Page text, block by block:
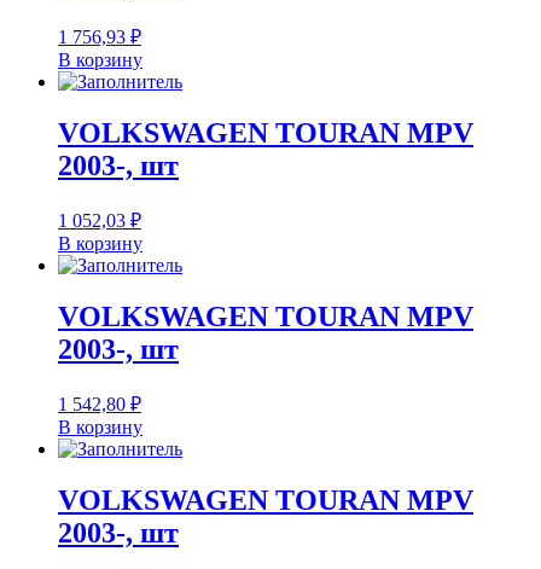
1 756,93 ₽
В корзину
VOLKSWAGEN TOURAN MPV
2003-, шт
1 052,03 ₽
В корзину
VOLKSWAGEN TOURAN MPV
2003-, шт
1 542,80 ₽
В корзину
VOLKSWAGEN TOURAN MPV
2003-, шт